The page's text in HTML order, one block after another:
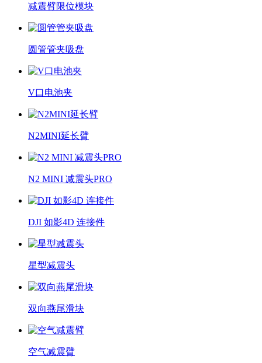
减震臂限位模块
圆管管夹吸盘
V口电池夹
N2MINI延长臂
N2 MINI 减震头PRO
DJI 如影4D 连接件
星型减震头
双向燕尾滑块
空气减震臂